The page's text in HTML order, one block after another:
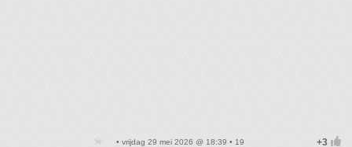
• vrijdag 29 mei 2026 @ 18:39 • 19